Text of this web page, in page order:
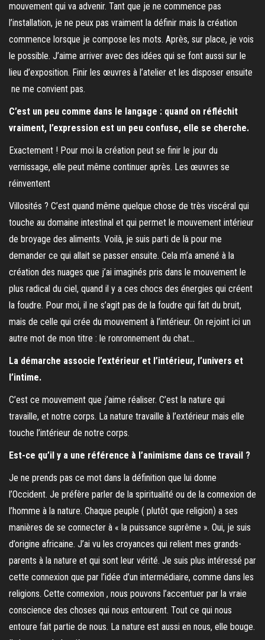
mouvement qui va advenir. Tant que je ne commence pas
l’installation, je ne peux pas vraiment la définir mais la création
commence lorsque je compose les mots. Après, sur place, je vois
le possible. J’aime arriver avec des idées qui se font aussi sur le
lieu d’exposition. Finir les œuvres à l’atelier et les disposer ensuite
ne me convient pas.
C’est un peu comme dans le langage : quand on réfléchit
vraiment, l’expression est un peu confuse, elle se cherche.
Exactement ! Pour moi la création peut se finir le jour du
vernissage, elle peut même continuer après. Les œuvres se
réinventent
Villosités ? C’est quand même quelque chose de très viscéral qui
touche au domaine intestinal et qui permet le mouvement intérieur
de broyage des aliments. Voilà, je suis parti de là pour me
demander ce qui allait se passer ensuite. Cela m’a amené à la
création des nuages que j’ai imaginés pris dans le mouvement le
plus radical du ciel, quand il y a ces chocs des énergies qui créent
la foudre. Pour moi, il ne s’agit pas de la foudre qui fait du bruit,
mais de celle qui crée du mouvement à l’intérieur. On rejoint ici un
autre mot de mon titre : le ronronnement du chat…
La démarche associe l’extérieur et l’intérieur, l’univers et
l’intime.
C’est ce mouvement que j’aime réaliser. C’est la nature qui
travaille, et notre corps. La nature travaille à l’extérieur mais elle
touche l’intérieur de notre corps.
Est-ce qu’il y a une référence à l’animisme dans ce travail ?
Je ne prends pas ce mot dans la définition que lui donne
l’Occident. Je préfère parler de la spiritualité ou de la connexion de
l’homme à la nature. Chaque peuple ( plutôt que religion) a ses
manières de se connecter à « la puissance suprême ». Oui, je suis
d’origine africaine. J’ai vu les croyances qui relient mes grands-
parents à la nature et qui sont leur vérité. Je suis plus intéressé par
cette connexion que par l’idée d’un intermédiaire, comme dans les
religions. Cette connexion , nous pouvons l’accentuer par la vraie
conscience des choses qui nous entourent. Tout ce qui nous
entoure fait partie de nous. La nature est aussi en nous, elle bouge.